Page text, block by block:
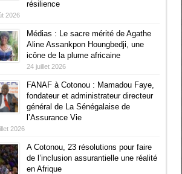
résilience
2026
Médias : Le sacre mérité de Agathe
Aline Assankpon Houngbedji, une
icône de la plume africaine
24 juillet 2026
FANAF à Cotonou : Mamadou Faye,
fondateur et administrateur directeur
général de La Sénégalaise de
l’Assurance Vie
2026
A Cotonou, 23 résolutions pour faire
de l’inclusion assurantielle une réalité
en Afrique